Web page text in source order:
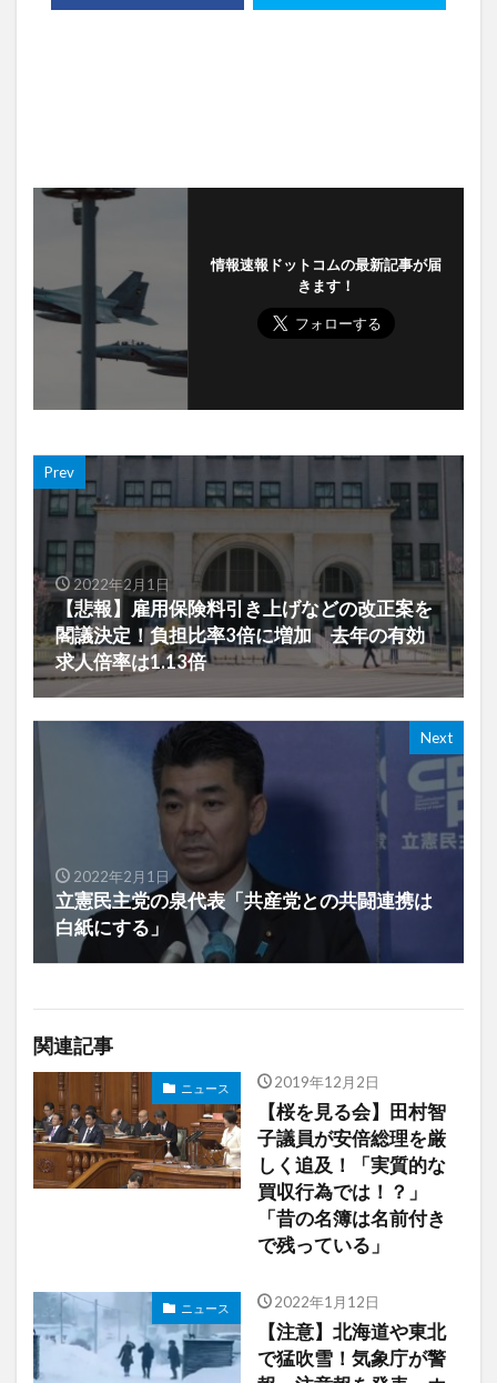
情報速報ドットコムの最新記事が届
きます！
Prev
2022年2月1日
【悲報】雇用保険料引き上げなどの改正案を
閣議決定！負担比率3倍に増加 去年の有効
求人倍率は1.13倍
Next
2022年2月1日
立憲民主党の泉代表「共産党との共闘連携は
白紙にする」
関連記事
ニュース 2019年12月2日
【桜を見る会】田村智
子議員が安倍総理を厳
しく追及！「実質的な
買収行為では！？」
「昔の名簿は名前付き
で残っている」
ニュース 2022年1月12日
【注意】北海道や東北
で猛吹雪！気象庁が警